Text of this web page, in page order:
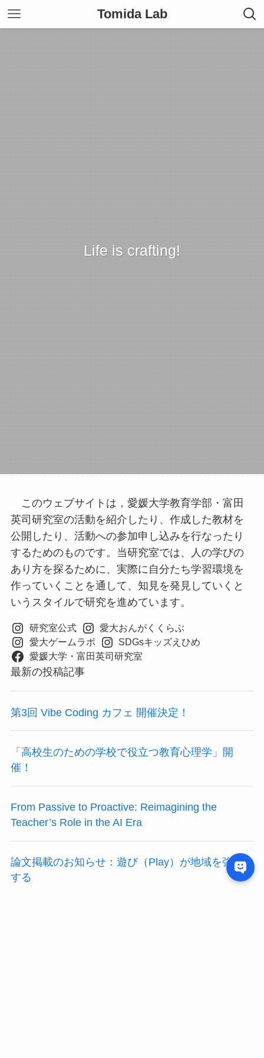
Tomida Lab
Life is crafting!
このウェブサイトは，愛媛大学教育学部・富田
英司研究室の活動を紹介したり、作成した教材を
公開したり、活動への参加申し込みを行なったり
するためのものです。当研究室では、人の学びの
あり方を探るために、実際に自分たち学習環境を
作っていくことを通して、知見を発見していくと
いうスタイルで研究を進めています。
研究室公式
愛大おんがくくらぶ
愛大ゲームラボ
SDGsキッズえひめ
愛媛大学・富田英司研究室
最新の投稿記事
第3回 Vibe Coding カフェ 開催決定！
「高校生のための学校で役立つ教育心理学」開
催！
From Passive to Proactive: Reimagining the
Teacher’s Role in the AI Era
論文掲載のお知らせ：遊び（Play）が地域を強く
する